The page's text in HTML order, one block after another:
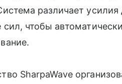
различает
сил, чтобы
SharpaWave